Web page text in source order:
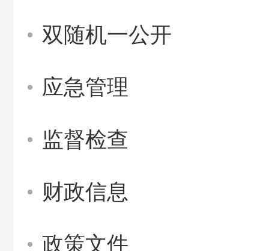
双随机一公开
应急管理
监督检查
财政信息
政策文件